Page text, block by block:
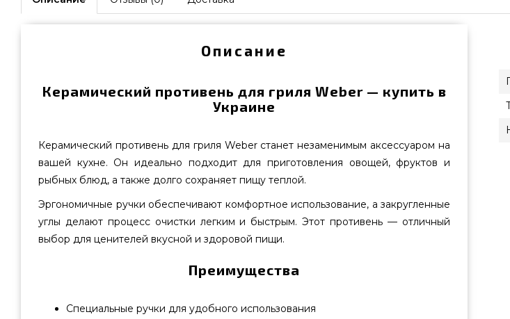
Описание
Керамический противень для гриля Weber — купить в
Украине
Керамический противень для гриля Weber станет незаменимым аксессуаром на
вашей кухне. Он идеально подходит для приготовления овощей, фруктов и
рыбных блюд, а также долго сохраняет пищу теплой.
Эргономичные ручки обеспечивают комфортное использование, а закругленные
углы делают процесс очистки легким и быстрым. Этот противень — отличный
выбор для ценителей вкусной и здоровой пищи.
Преимущества
Специальные ручки для удобного использования